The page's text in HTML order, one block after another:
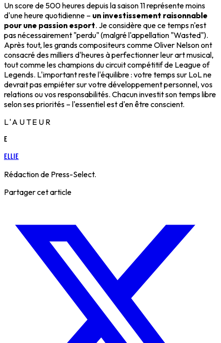
Un score de 500 heures depuis la saison 11 représente moins
d'une heure quotidienne – un investissement raisonnable
pour une passion esport. Je considère que ce temps n'est
pas nécessairement "perdu" (malgré l'appellation "Wasted").
Après tout, les grands compositeurs comme Oliver Nelson ont
consacré des milliers d'heures à perfectionner leur art musical,
tout comme les champions du circuit compétitif de League of
Legends. L'important reste l'équilibre : votre temps sur LoL ne
devrait pas empiéter sur votre développement personnel, vos
relations ou vos responsabilités. Chacun investit son temps libre
selon ses priorités – l'essentiel est d'en être conscient.
L'AUTEUR
E
Ellie
Rédaction de Press-Select.
Partager cet article